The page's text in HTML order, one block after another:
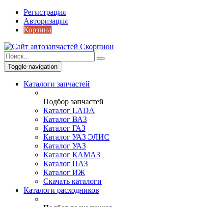
Регистрация
Авторизация
Корзина
Toggle navigation
Каталоги запчастей
Подбор запчастей
Каталог LADA
Каталог ВАЗ
Каталог ГАЗ
Каталог УАЗ ЭЛИС
Каталог УАЗ
Каталог КАМАЗ
Каталог ПАЗ
Каталог ИЖ
Скачать каталоги
Каталоги расходников